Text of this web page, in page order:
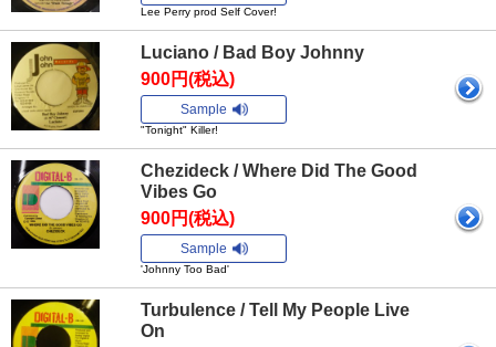
Lee Perry prod Self Cover!
Luciano / Bad Boy Johnny
900円(税込)
Sample
"Tonight" Killer!
Chezideck / Where Did The Good
Vibes Go
900円(税込)
Sample
'Johnny Too Bad'
Turbulence / Tell My People Live
On